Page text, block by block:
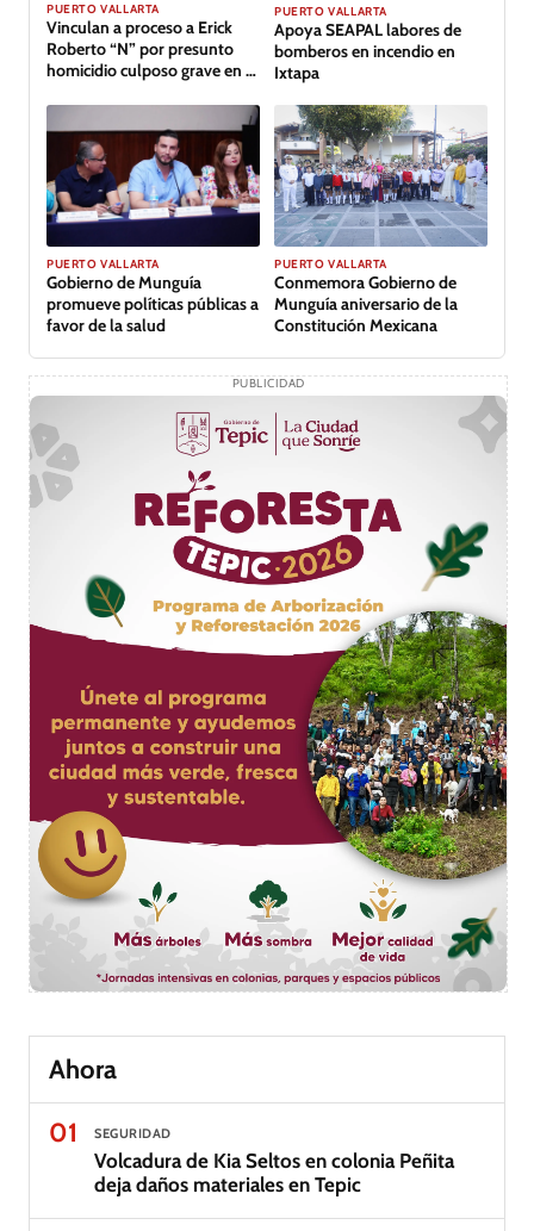
PUERTO VALLARTA
Vinculan a proceso a Erick
Roberto “N” por presunto
homicidio culposo grave en el
Vallarta
PUERTO VALLARTA
Apoya SEAPAL labores de
bomberos en incendio en
Ixtapa
PUERTO VALLARTA
Gobierno de Munguía
promueve políticas públicas a
favor de la salud
PUERTO VALLARTA
Conmemora Gobierno de
Munguía aniversario de la
Constitución Mexicana
PUBLICIDAD
Ahora
01
SEGURIDAD
Volcadura de Kia Seltos en colonia Peñita
deja daños materiales en Tepic